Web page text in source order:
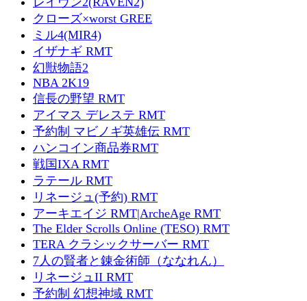
クローズ×worst GREE
ミル4(MIR4)
イザナギ RMT
幻獣物語2
NBA 2K19
信長の野望 RMT
アイマス デレステ RMT
予約制 マビノギ英雄伝 RMT
ハンコイン商品券RMT
戦国IXA RMT
ラテール RMT
リネージュ(予約) RMT
アーキエイジ RMT|ArcheAge RMT
The Elder Scrolls Online (TESO) RMT
TERA クラシックサーバー RMT
7人の賢者と錬金術師（ななれん）
リネージュII RMT
予約制 幻想神域 RMT